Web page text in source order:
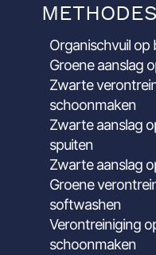
METHODES
Organischvuil op
Groene aanslag
Zwarte
schoonmaken
Zwarte aanslag
spuiten
Zwarte aanslag
Groene
softwashen
Verontreiniging
schoonmaken